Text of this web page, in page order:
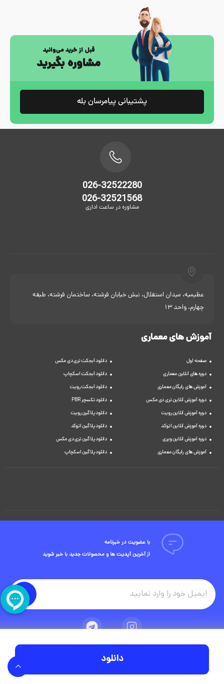
دانلود
قبل از خرید می‌وانید
مشاوره بگیرید
پشتیبانی پیامرسان بله
026-32522280
026-32521568
مشاوره در ساعت اداری
عظیمیه، میدان استقلال، نبش خیابان فرشته، ساختمان فرشته، طبقه
چهارم، واحد 13
آموزش های معماری
صفحه اول
دوره های آنلاین معماری
آموزش های رایگان معماری
دوره آموزش آنلاین تری دی مکس
دوره آموزش آنلاین رویت
دوره آموزش آنلاین اتوکد
دوره آموزش آنلاین ویری
آموزش های رایگان معماری
دانلود آبجکت تری دی مکس
دانلود آبجکت اسکچاپ
دانلود آبجکت رویت
دانلود تکسچر PBR
دانلود پلاگین رویت
دانلود پلاگین اتوکد
دانلود پلاگین تری دی مکس
دانلود پلاگین اسکچاپ
با عضویت در خبرنامه
از آخرین آپدیت ها و محصولات جدید با خبر شوید
تمامی حقوق مادی و معنوی این وبسایت متعلق به شرکت ویوید ویژوال است.